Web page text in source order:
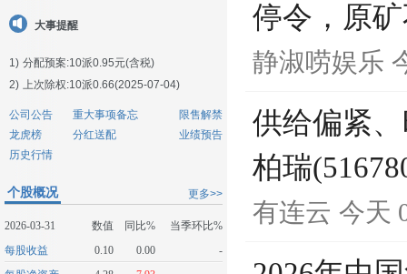
大事提醒
1) 分配预案:10派0.95元(含税)
2) 上次除权:10派0.66(2025-07-04)
公司公告 重大事项备忘
限售解禁
龙虎榜
分红送配
业绩预告
历史行情
更多>>
个股概况
2026-03-31 数值 同比%
当季环比%
每股收益
0.10 0.00
-
停令，原
静淑唠娱乐
供给偏紧
柏瑞
有连云 今天